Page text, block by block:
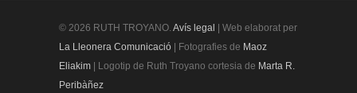
© 2026 RUTH TROYANO. Avís legal | Web elaborat per
La Lleonera Comunicació | Fotografies de Maoz
Eliakim | Logotip de Ruth Troyano cortesia de Marta R.
Peribàñez